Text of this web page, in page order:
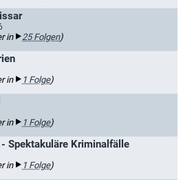
in 25 Folgen)
in 1 Folge)
in 1 Folge)
Spektakuläre Kriminalfälle
in 1 Folge)